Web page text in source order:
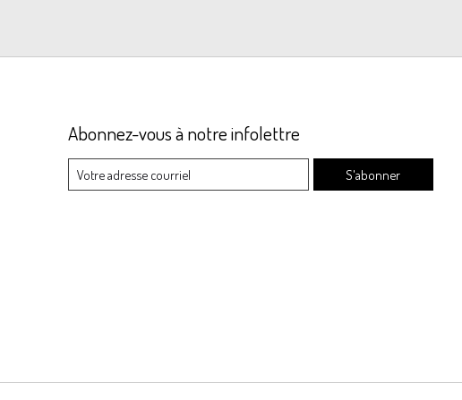
Abonnez-vous à notre infolettre
S'abonner